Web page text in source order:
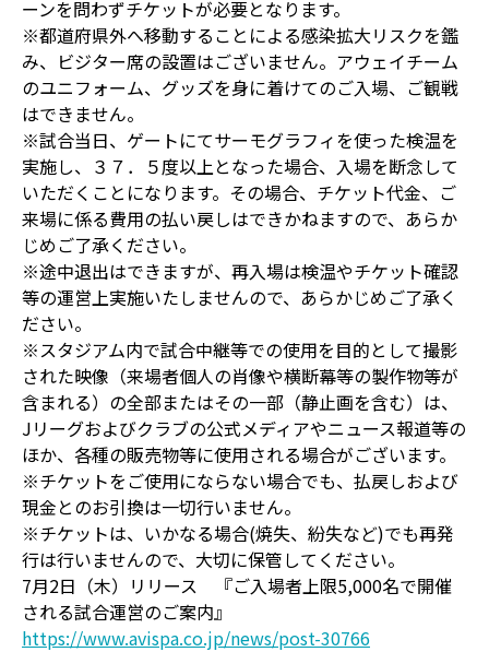
ーンを問わずチケットが必要となります。
※都道府県外へ移動することによる感染拡大リスクを鑑
み、ビジター席の設置はございません。アウェイチーム
のユニフォーム、グッズを身に着けてのご入場、ご観戦
はできません。
※試合当日、ゲートにてサーモグラフィを使った検温を
実施し、３７．５度以上となった場合、入場を断念して
いただくことになります。その場合、チケット代金、ご
来場に係る費用の払い戻しはできかねますので、あらか
じめご了承ください。
※途中退出はできますが、再入場は検温やチケット確認
等の運営上実施いたしませんので、あらかじめご了承く
ださい。
※スタジアム内で試合中継等での使用を目的として撮影
された映像（来場者個人の肖像や横断幕等の製作物等が
含まれる）の全部またはその一部（静止画を含む）は、
Jリーグおよびクラブの公式メディアやニュース報道等の
ほか、各種の販売物等に使用される場合がございます。
※チケットをご使用にならない場合でも、払戻しおよび
現金とのお引換は一切行いません。
※チケットは、いかなる場合(焼失、紛失など)でも再発
行は行いませんので、大切に保管してください。
7月2日（木）リリース 『ご入場者上限5,000名で開催
される試合運営のご案内』
https://www.avispa.co.jp/news/post-30766